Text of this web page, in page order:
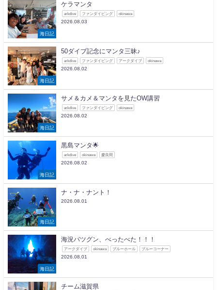
海日記
ケラマンタ
arkdive ファンダイビング okinawa
2026.08.03
海日記
50ダイブ記念にマンタ三昧♪
arkdive ファンダイビング アークダイブ okinawa
2026.08.02
海日記
サメ＆カメ＆マンタを見たOW講習
arkdive ファンダイビング okinawa
2026.08.02
海日記
黒島マンタ🌟
arkdive okinawa 慶良間
2026.08.02
海日記
ナ・ナ・ナント！
2026.08.01
海日記
海況バツグン、べったべた！！！
アークダイブ okinawa ブルーホール ブルーコーナー
2026.08.01
チーム滋賀県